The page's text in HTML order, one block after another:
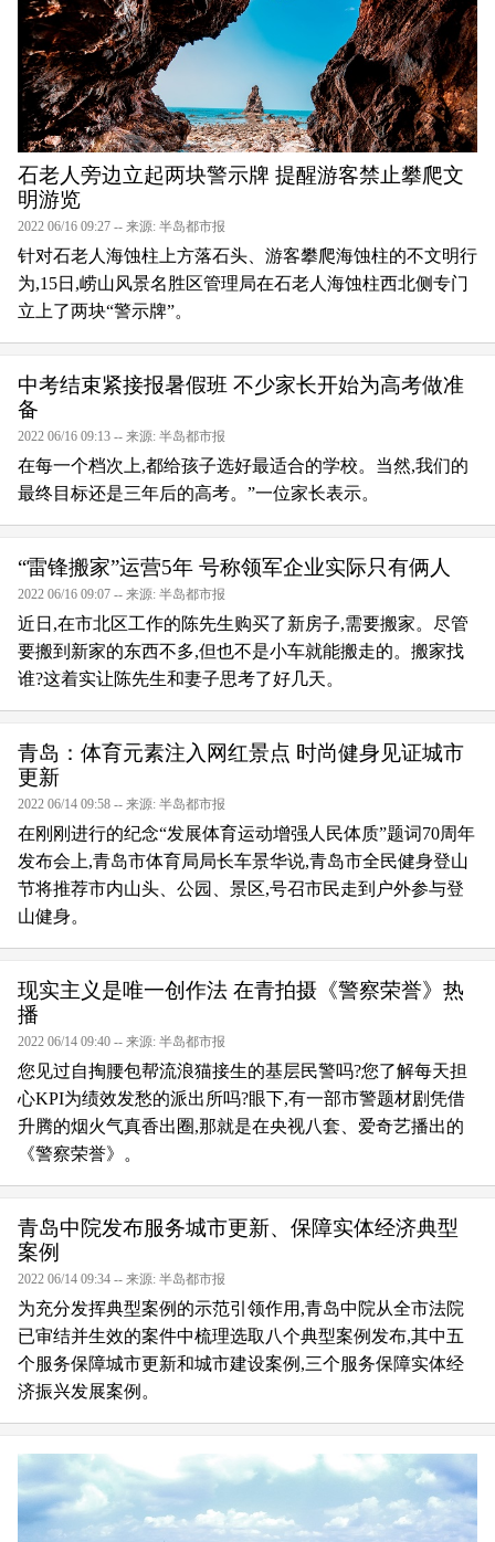
石老人旁边立起两块警示牌 提醒游客禁止攀爬文
明游览
2022 06/16 09:27 -- 来源: 半岛都市报
针对石老人海蚀柱上方落石头、游客攀爬海蚀柱的不文明行
为,15日,崂山风景名胜区管理局在石老人海蚀柱西北侧专门
立上了两块“警示牌”。
中考结束紧接报暑假班 不少家长开始为高考做准
备
2022 06/16 09:13 -- 来源: 半岛都市报
在每一个档次上,都给孩子选好最适合的学校。当然,我们的
最终目标还是三年后的高考。”一位家长表示。
“雷锋搬家”运营5年 号称领军企业实际只有俩人
2022 06/16 09:07 -- 来源: 半岛都市报
近日,在市北区工作的陈先生购买了新房子,需要搬家。尽管
要搬到新家的东西不多,但也不是小车就能搬走的。搬家找
谁?这着实让陈先生和妻子思考了好几天。
青岛：体育元素注入网红景点 时尚健身见证城市
更新
2022 06/14 09:58 -- 来源: 半岛都市报
在刚刚进行的纪念“发展体育运动增强人民体质”题词70周年
发布会上,青岛市体育局局长车景华说,青岛市全民健身登山
节将推荐市内山头、公园、景区,号召市民走到户外参与登
山健身。
现实主义是唯一创作法 在青拍摄《警察荣誉》热
播
2022 06/14 09:40 -- 来源: 半岛都市报
您见过自掏腰包帮流浪猫接生的基层民警吗?您了解每天担
心KPI为绩效发愁的派出所吗?眼下,有一部市警题材剧凭借
升腾的烟火气真香出圈,那就是在央视八套、爱奇艺播出的
《警察荣誉》。
青岛中院发布服务城市更新、保障实体经济典型
案例
2022 06/14 09:34 -- 来源: 半岛都市报
为充分发挥典型案例的示范引领作用,青岛中院从全市法院
已审结并生效的案件中梳理选取八个典型案例发布,其中五
个服务保障城市更新和城市建设案例,三个服务保障实体经
济振兴发展案例。